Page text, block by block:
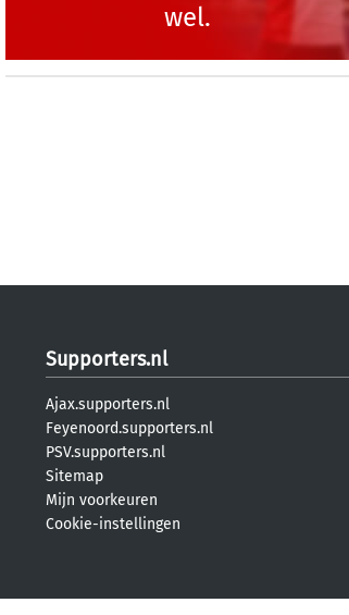
wel.
Supporters.nl
Ajax.supporters.nl
Feyenoord.supporters.nl
PSV.supporters.nl
Sitemap
Mijn voorkeuren
Cookie-instellingen